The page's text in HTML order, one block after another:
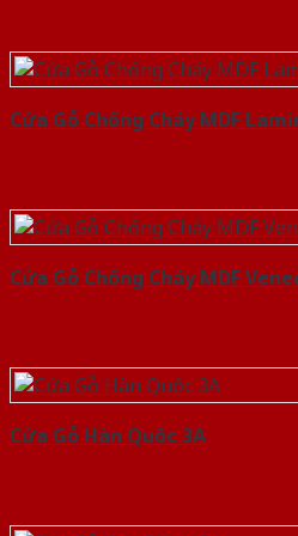
Cửa Gỗ Chống Cháy MDF
Cửa Gỗ Chống Cháy MDF
Cửa Gỗ Hàn Quốc 3A